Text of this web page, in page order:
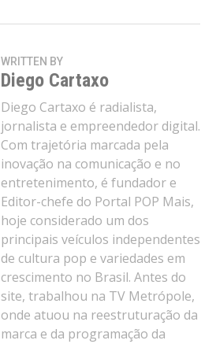
WRITTEN BY
Diego Cartaxo
Diego Cartaxo é radialista,
jornalista e empreendedor digital.
Com trajetória marcada pela
inovação na comunicação e no
entretenimento, é fundador e
Editor-chefe do Portal POP Mais,
hoje considerado um dos
principais veículos independentes
de cultura pop e variedades em
crescimento no Brasil. Antes do
site, trabalhou na TV Metrópole,
onde atuou na reestruturação da
marca e da programação da